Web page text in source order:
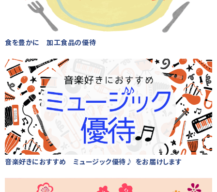
食を豊かに 加工食品の優待
音楽好きにおすすめ ミュージック優待♪ をお届けします